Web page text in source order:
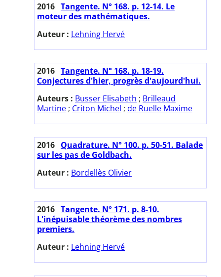
2016 Tangente. N° 168. p. 12-14. Le
moteur des mathématiques.
Auteur : Lehning Hervé
2016 Tangente. N° 168. p. 18-19.
Conjectures d'hier, progrès d'aujourd'hui.
Auteurs : Busser Elisabeth ; Brilleaud
Martine ; Criton Michel ; de Ruelle Maxime
2016 Quadrature. N° 100. p. 50-51. Balade
sur les pas de Goldbach.
Auteur : Bordellès Olivier
2016 Tangente. N° 171. p. 8-10.
L'inépuisable théorème des nombres
premiers.
Auteur : Lehning Hervé